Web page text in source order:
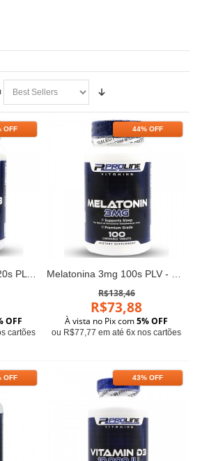
OFF
Vitamina D3 10,000 120s PLV - Proline
OFF
cartões
44% OFF
Melatonina 3mg 100s PLV - ProLine
R$138,46
R$73,88
À vista no Pix com5% OFF
ou R$77,77 em até 6x nos cartões
OFF 43% OFF